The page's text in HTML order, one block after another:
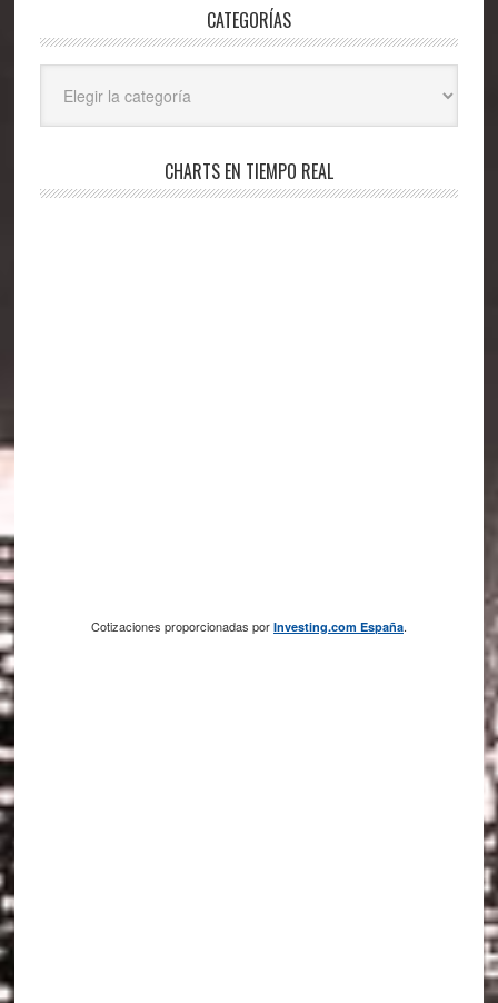
CATEGORÍAS
CHARTS EN TIEMPO REAL
Cotizaciones proporcionadas por Investing.com España.